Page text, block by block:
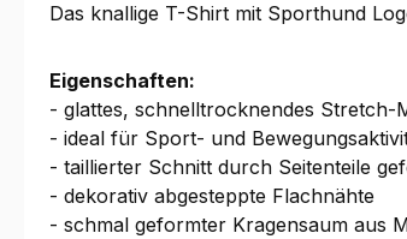
Das knallige T-Shirt mit Sporthund
Eigenschaften:
- glattes, schnelltrocknendes Stretch-
- ideal für Sport- und
- taillierter Schnitt durch Seitenteile
- dekorativ abgesteppte Flachnähte
- schmal geformter Kragensaum aus